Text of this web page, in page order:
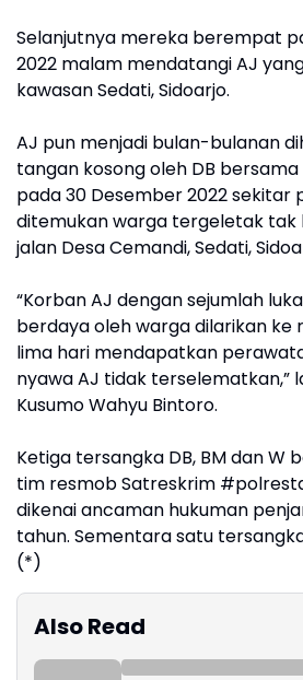
Selanjutnya mereka berempat
2022 malam mendatangi AJ
kawasan Sedati, Sidoarjo.
AJ pun menjadi bulan-bulanan
tangan kosong oleh DB bersama
pada 30 Desember 2022 sekitar
ditemukan warga tergeletak tak
jalan Desa Cemandi, Sedati,
“Korban AJ dengan sejumlah
berdaya oleh warga dilarikan ke
lima hari mendapatkan
nyawa AJ tidak terselematkan,”
Kusumo Wahyu Bintoro.
Ketiga tersangka DB, BM dan W
tim resmob Satreskrim
dikenai ancaman hukuman
tahun. Sementara satu
(*)
Also Read